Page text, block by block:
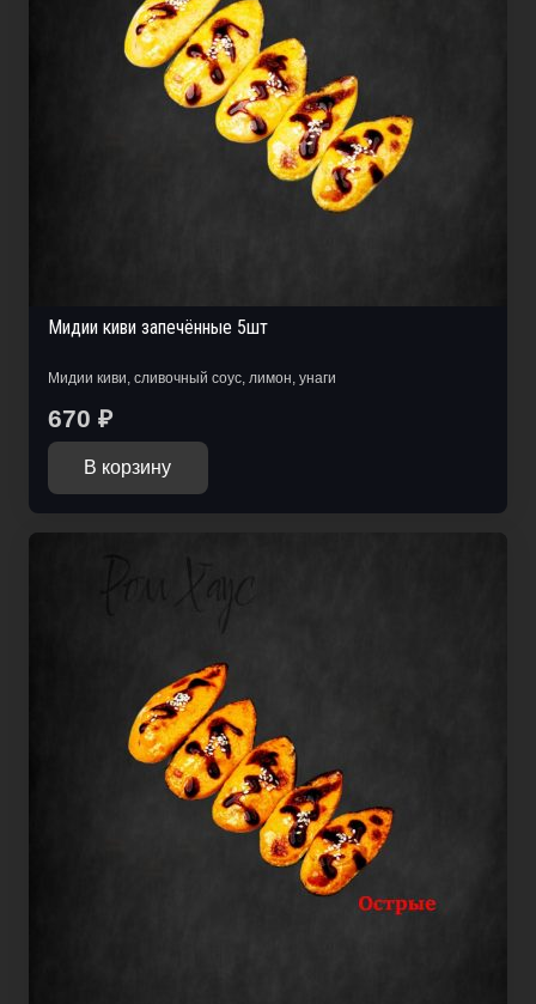
Мидии киви запечённые 5шт
Мидии киви, сливочный соус, лимон, унаги
670 ₽
В корзину